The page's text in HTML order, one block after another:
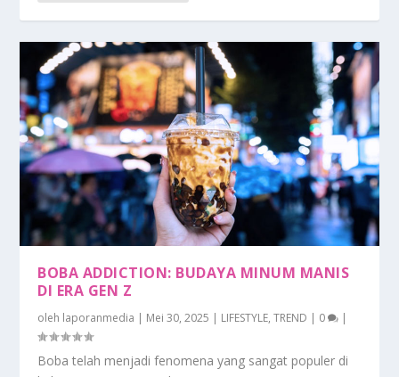
BOBA ADDICTION: BUDAYA MINUM MANIS
DI ERA GEN Z
oleh laporanmedia Mei 30, 2025 LIFESTYLE,TREND 0
Boba telah menjadi fenomena yang sangat populer di